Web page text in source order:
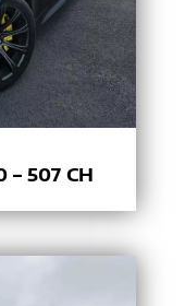
– 507 CH